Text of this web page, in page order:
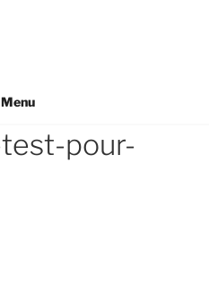
Menu